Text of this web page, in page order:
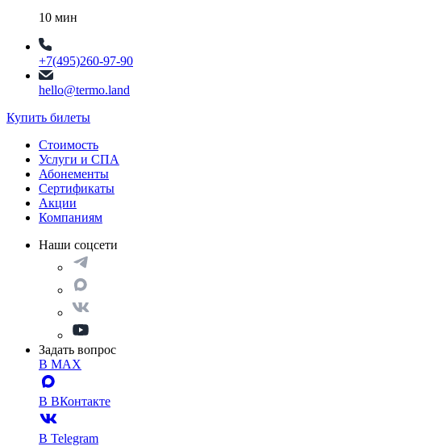
10 мин
+7(495)260-97-90
hello@termo.land
Купить билеты
Стоимость
Услуги и СПА
Абонементы
Сертификаты
Акции
Компаниям
Наши соцсети
Задать вопрос
В MAX
В ВКонтакте
В Telegram